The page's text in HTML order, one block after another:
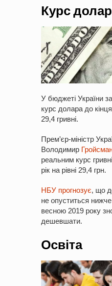
Курс
У бюджеті України
курс долара до
29,4 гривні.
Прем’єр-міністр
Володимир
реальним курс
рік на рівні 29,4 грн.
НБУ прогнозує, що
не опуститься
весною 2019 року
дешевшати.
Освіта